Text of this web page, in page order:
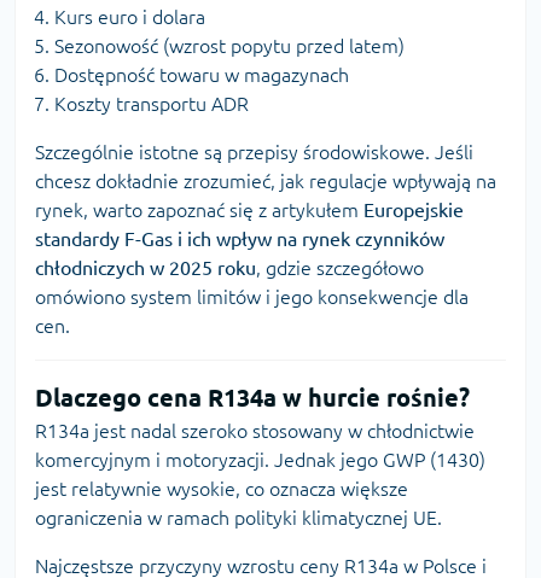
Kurs euro i dolara
Sezonowość (wzrost popytu przed latem)
Dostępność towaru w magazynach
Koszty transportu ADR
Szczególnie istotne są przepisy środowiskowe. Jeśli
chcesz dokładnie zrozumieć, jak regulacje wpływają na
rynek, warto zapoznać się z artykułem Europejskie
standardy F-Gas i ich wpływ na rynek czynników
chłodniczych w 2025 roku , gdzie szczegółowo
omówiono system limitów i jego konsekwencje dla
cen.
Dlaczego cena R134a w hurcie rośnie?
R134a jest nadal szeroko stosowany w chłodnictwie
komercyjnym i motoryzacji. Jednak jego GWP (1430)
jest relatywnie wysokie, co oznacza większe
ograniczenia w ramach polityki klimatycznej UE.
Najczęstsze przyczyny wzrostu ceny R134a w Polsce i